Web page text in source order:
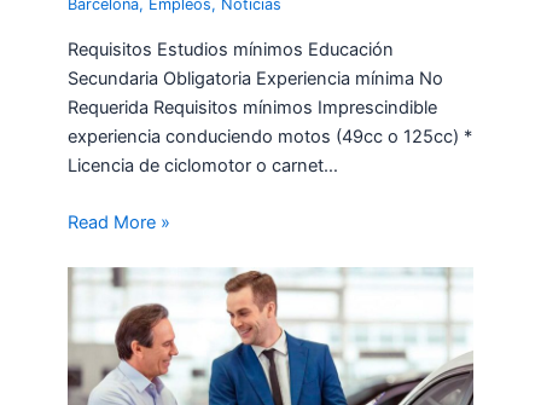
Barcelona, Empleos, Noticias
Requisitos Estudios mínimos Educación
Secundaria Obligatoria Experiencia mínima No
Requerida Requisitos mínimos Imprescindible
experiencia conduciendo motos (49cc o 125cc) *
Licencia de ciclomotor o carnet…
Read More »